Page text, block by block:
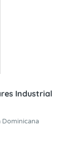
Industrial
Dominicana